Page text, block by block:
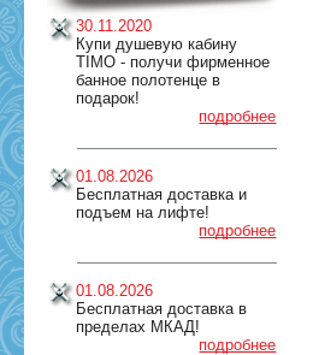
30.11.2020
Купи душевую кабину
TIMO - получи фирменное
банное полотенце в
подарок!
подробнее
01.08.2026
Бесплатная доставка и
подъем на лифте!
подробнее
01.08.2026
Бесплатная доставка в
пределах МКАД!
подробнее